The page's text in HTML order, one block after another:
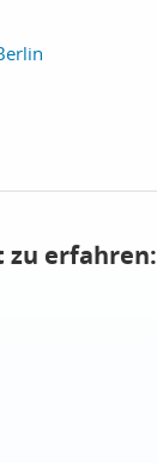
zu erfahren: